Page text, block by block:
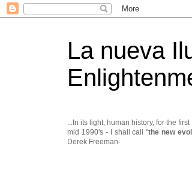
La nueva
...In its light, human history, for the
mid 1990's - I shall call "the new
Derek Freeman-